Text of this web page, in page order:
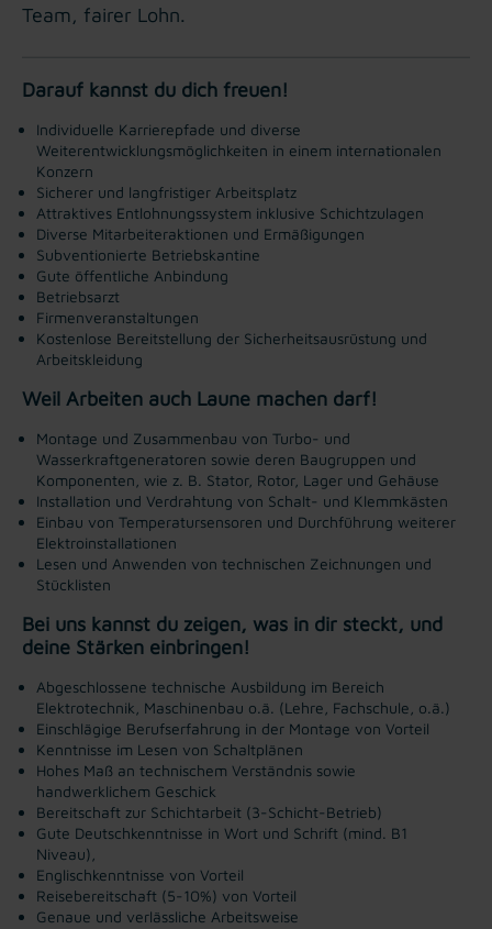
Team, fairer Lohn.
Darauf kannst du dich freuen!
Individuelle Karrierepfade und diverse
Weiterentwicklungsmöglichkeiten in einem internationalen
Konzern
Sicherer und langfristiger Arbeitsplatz
Attraktives Entlohnungssystem inklusive Schichtzulagen
Diverse Mitarbeiteraktionen und Ermäßigungen
Subventionierte Betriebskantine
Gute öffentliche Anbindung
Betriebsarzt
Firmenveranstaltungen
Kostenlose Bereitstellung der Sicherheitsausrüstung und
Arbeitskleidung
Weil Arbeiten auch Laune machen darf!
Montage und Zusammenbau von Turbo- und
Wasserkraftgeneratoren sowie deren Baugruppen und
Komponenten, wie z. B. Stator, Rotor, Lager und Gehäuse
Installation und Verdrahtung von Schalt- und Klemmkästen
Einbau von Temperatursensoren und Durchführung weiterer
Elektroinstallationen
Lesen und Anwenden von technischen Zeichnungen und
Stücklisten
Bei uns kannst du zeigen, was in dir steckt, und
deine Stärken einbringen!
Abgeschlossene technische Ausbildung im Bereich
Elektrotechnik, Maschinenbau o.ä. (Lehre, Fachschule, o.ä.)
Einschlägige Berufserfahrung in der Montage von Vorteil
Kenntnisse im Lesen von Schaltplänen
Hohes Maß an technischem Verständnis sowie
handwerklichem Geschick
Bereitschaft zur Schichtarbeit (3-Schicht-Betrieb)
Gute Deutschkenntnisse in Wort und Schrift (mind. B1
Niveau),
Englischkenntnisse von Vorteil
Reisebereitschaft (5-10%) von Vorteil
Genaue und verlässliche Arbeitsweise